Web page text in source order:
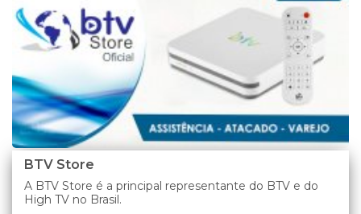
BTV Store
A BTV Store é a principal representante do BTV e do
High TV no Brasil.